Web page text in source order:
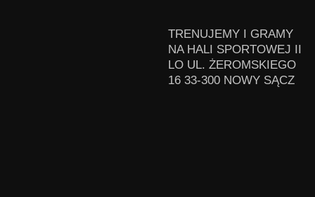
TRENUJEMY I GRAMY
NA HALI SPORTOWEJ II
LO UL. ŻEROMSKIEGO
16 33-300 NOWY SĄCZ